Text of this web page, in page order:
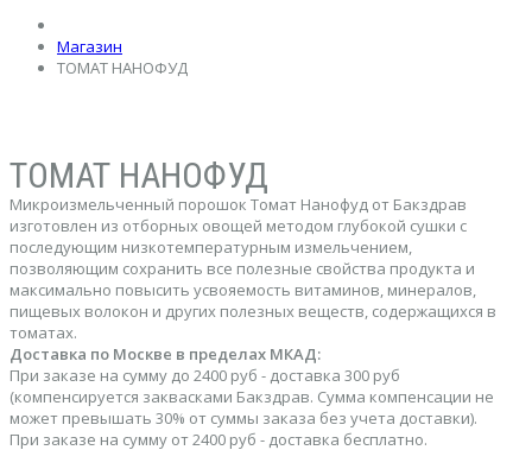
Магазин
ТОМАТ НАНОФУД
ТОМАТ НАНОФУД
Микроизмельченный порошок Томат Нанофуд от Бакздрав
изготовлен из отборных овощей методом глубокой сушки с
последующим низкотемпературным измельчением,
позволяющим сохранить все полезные свойства продукта и
максимально повысить усвояемость витаминов, минералов,
пищевых волокон и других полезных веществ, содержащихся в
томатах.
Доставка по Москве в пределах МКАД:
При заказе на сумму до 2400 руб - доставка 300 руб
(компенсируется заквасками Бакздрав. Сумма компенсации не
может превышать 30% от суммы заказа без учета доставки).
При заказе на сумму от 2400 руб - доставка бесплатно.